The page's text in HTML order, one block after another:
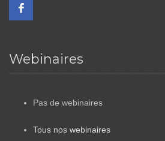
Webinaires
Pas de webinaires
Tous nos webinaires